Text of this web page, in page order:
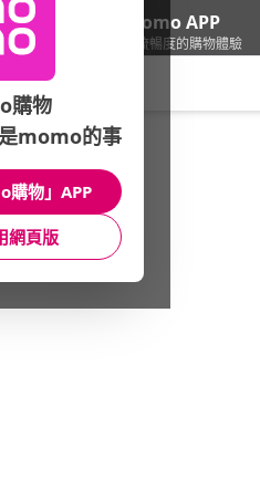
下載momo APP
給你3倍流暢度的購物體驗
品牌旗艦/德國Emma
系列
床架
購物
momo的事
購物」APP
網頁版